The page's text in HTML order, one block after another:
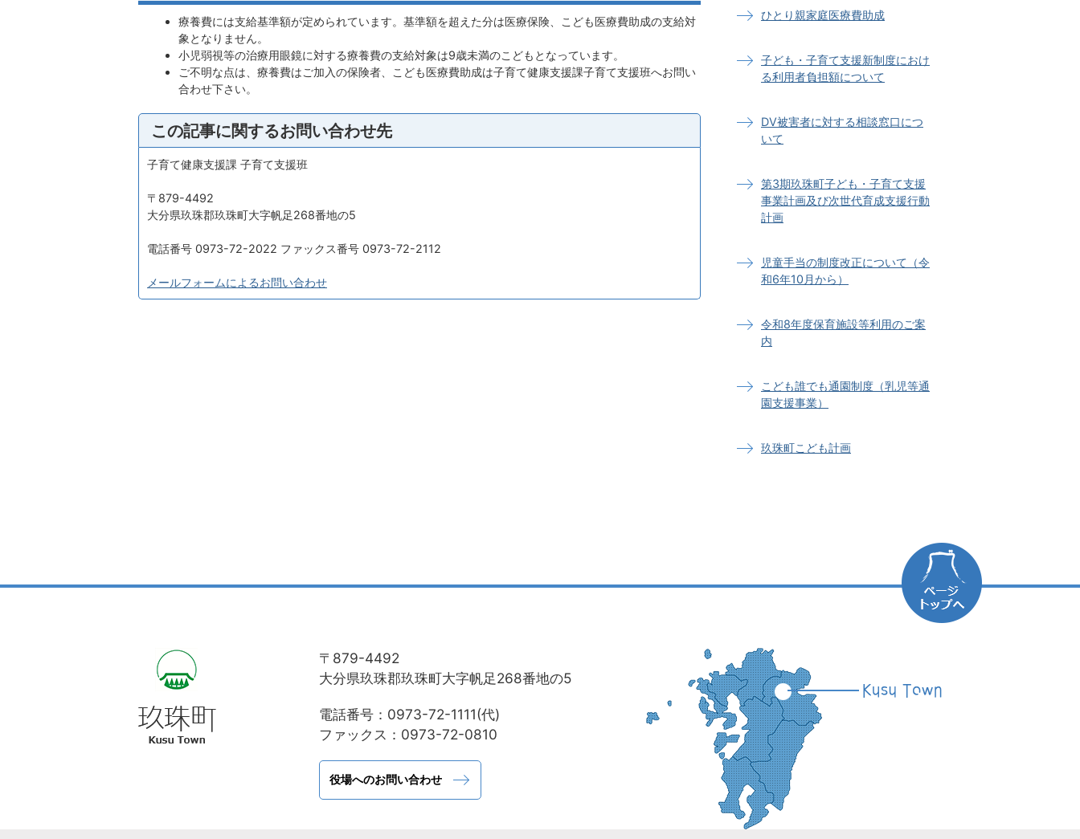
療養費には支給基準額が定められています。基準額を超えた分は医療保険、こども医療費助成の支給対
象となりません。
小児弱視等の治療用眼鏡に対する療養費の支給対象は9歳未満のこどもとなっています。
ご不明な点は、療養費はご加入の保険者、こども医療費助成は子育て健康支援課子育て支援班へお問い
合わせ下さい。
この記事に関するお問い合わせ先
子育て健康支援課 子育て支援班
〒879-4492
大分県玖珠郡玖珠町大字帆足268番地の5
電話番号 0973-72-2022 ファックス番号 0973-72-2112
メールフォームによるお問い合わせ
ひとり親家庭医療費助成
子ども・子育て支援新制度におけ
る利用者負担額について
DV被害者に対する相談窓口につ
いて
第3期玖珠町子ども・子育て支援
事業計画及び次世代育成支援行動
計画
児童手当の制度改正について（令
和6年10月から）
令和8年度保育施設等利用のご案
内
こども誰でも通園制度（乳児等通
園支援事業）
玖珠町こども計画
〒879-4492
大分県玖珠郡玖珠町大字帆足268番地の5
電話番号：0973-72-1111(代)
ファックス：0973-72-0810
役場へのお問い合わせ